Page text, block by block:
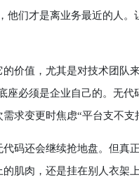
他们才是离业务最近的人
值，尤其是对技术团队
座必须是企业自己的。无
求变更时焦虑“平台支不支
还会继续抢地盘。但真
肌肉，还是挂在别人衣架